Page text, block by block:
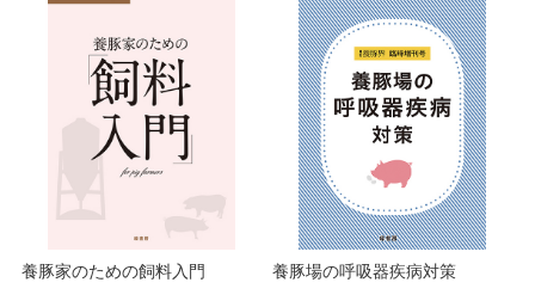
養豚家のための飼料入門 養豚場の呼吸器疾病対策